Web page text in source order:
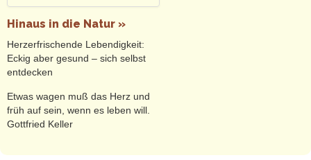
Hinaus in die Natur »
Herzerfrischende Lebendigkeit:
Eckig aber gesund – sich selbst
entdecken
Etwas wagen muß das Herz und
früh auf sein, wenn es leben will.
Gottfried Keller